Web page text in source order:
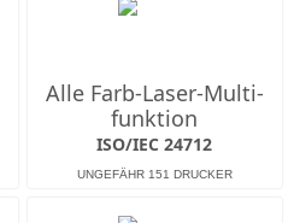
Alle Farb-Laser-Multi­
funktion
ISO/IEC 24712